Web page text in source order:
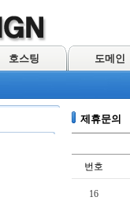
호스팅 도메인
제휴문의
번호
16